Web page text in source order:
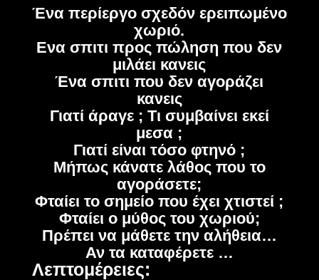
Ένα περίεργο σχεδόν ερειπωμένο
χωριό.
Ενα σπιτι προς πώληση που δεν
μιλάει κανεις
Ένα σπιτι που δεν αγοράζει
κανεις
Γιατί άραγε ; Τι συμβαίνει εκεί
μεσα ;
Γιατί είναι τόσο φτηνό ;
Μήπως κάνατε λάθος που το
αγοράσετε;
Φταίει το σημείο που έχει χτιστεί ;
Φταίει ο μύθος του χωριού;
Πρέπει να μάθετε την αλήθεια…
Αν τα καταφέρετε …
Λεπτομέρειες: